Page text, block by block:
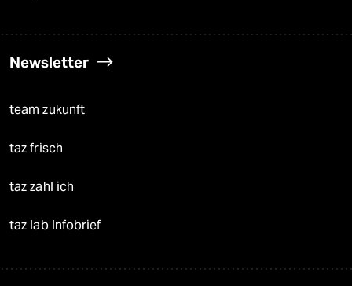
Newsletter
team zukunft
taz frisch
taz zahl ich
taz lab Infobrief